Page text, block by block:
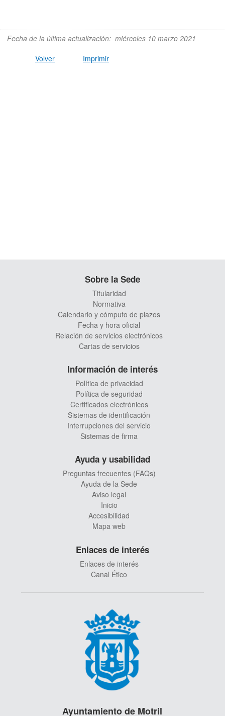
Fecha de la última actualización: miércoles 10 marzo 2021
Volver Imprimir
Sobre la Sede
Titularidad
Normativa
Calendario y cómputo de plazos
Fecha y hora oficial
Relación de servicios electrónicos
Cartas de servicios
Información de interés
Política de privacidad
Política de seguridad
Certificados electrónicos
Sistemas de identificación
Interrupciones del servicio
Sistemas de firma
Ayuda y usabilidad
Preguntas frecuentes (FAQs)
Ayuda de la Sede
Aviso legal
Inicio
Accesibilidad
Mapa web
Enlaces de interés
Enlaces de interés
Canal Ético
Ayuntamiento de Motril